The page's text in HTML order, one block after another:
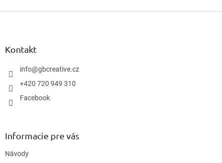
Z
Kontakt
info@gbcreative.cz
+420 720 949 310
Facebook
Informacie pre vás
Návody